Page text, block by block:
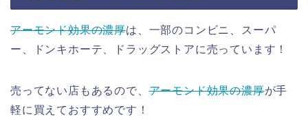
アーモンド効果の濃厚は、一部のコンビニ、スーパ
ー、ドンキホーテ、ドラッグストアに売っています！
売ってない店もあるので、アーモンド効果の濃厚が手
軽に買えておすすめです！